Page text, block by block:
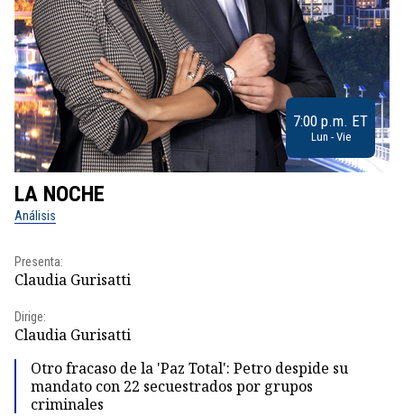
7:00 p.m. ET
Lun - Vie
LA NOCHE
Análisis
Presenta:
Claudia Gurisatti
Dirige:
Claudia Gurisatti
Otro fracaso de la 'Paz Total': Petro despide su
mandato con 22 secuestrados por grupos
criminales